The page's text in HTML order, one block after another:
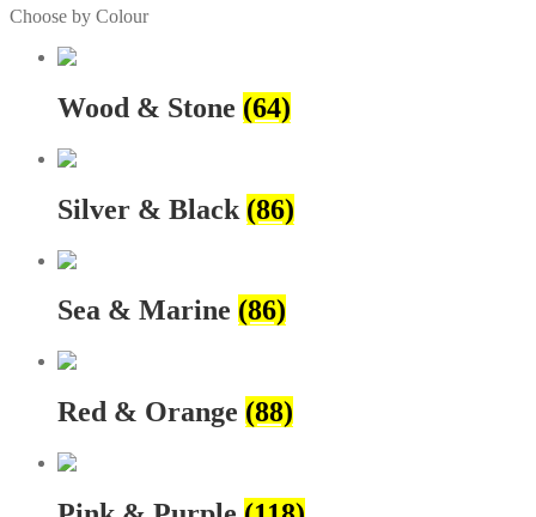
Choose by Colour
Wood & Stone (64)
Silver & Black (86)
Sea & Marine (86)
Red & Orange (88)